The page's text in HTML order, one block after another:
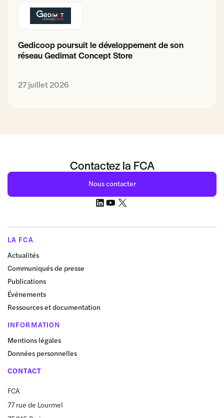
Gedicoop poursuit le développement de son
réseau Gedimat Concept Store
27 juillet 2026
Contactez la FCA
Nous contacter
LA FCA
Actualités
Communiqués de presse
Publications
Événements
Ressources et documentation
INFORMATION
Mentions légales
Données personnelles
CONTACT
FCA
77 rue de Lourmel